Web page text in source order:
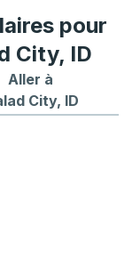
pour
City, ID
ID
Aller à
City, ID
de bus vers